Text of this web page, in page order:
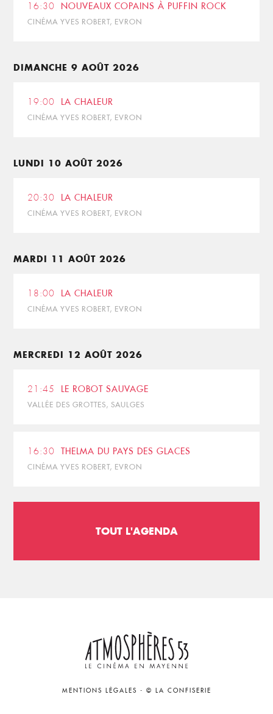
16:30 NOUVEAUX COPAINS À PUFFIN ROCK
CINÉMA YVES ROBERT, EVRON
DIMANCHE 9 AOÛT 2026
19:00 LA CHALEUR
CINÉMA YVES ROBERT, EVRON
LUNDI 10 AOÛT 2026
20:30 LA CHALEUR
CINÉMA YVES ROBERT, EVRON
MARDI 11 AOÛT 2026
18:00 LA CHALEUR
CINÉMA YVES ROBERT, EVRON
MERCREDI 12 AOÛT 2026
21:45 LE ROBOT SAUVAGE
VALLÉE DES GROTTES, SAULGES
16:30 THELMA DU PAYS DES GLACES
CINÉMA YVES ROBERT, EVRON
TOUT L'AGENDA
MENTIONS LÉGALES - © LA CONFISERIE